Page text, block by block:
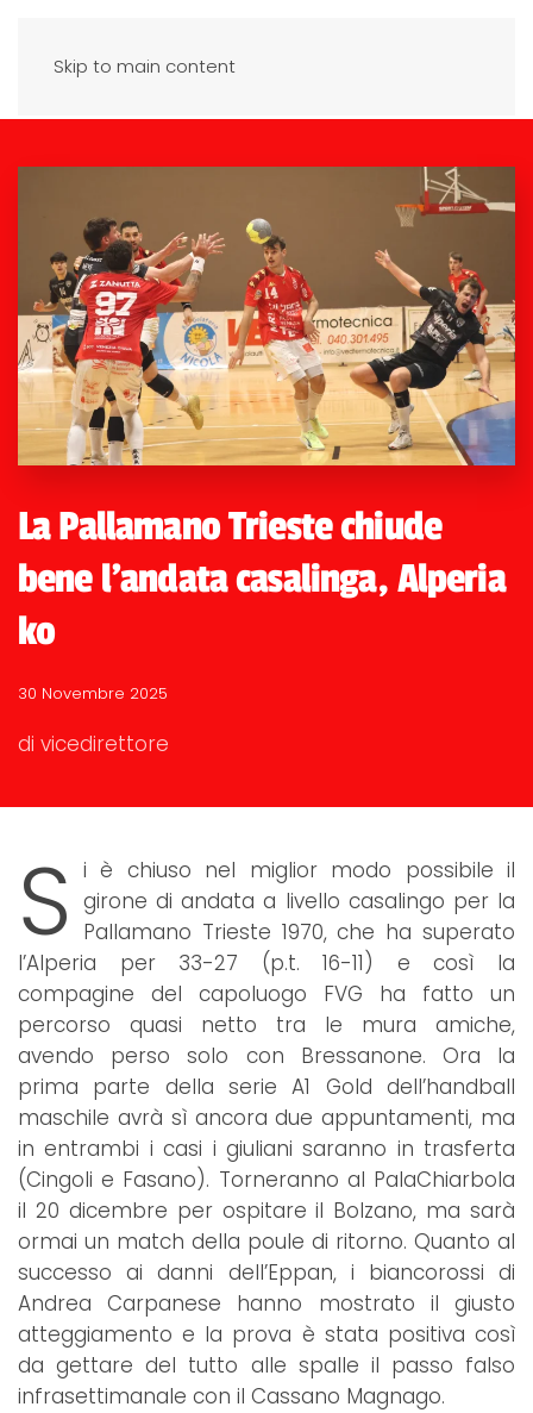
Skip to main content
La Pallamano Trieste chiude
bene l'andata casalinga, Alperia
ko
30 Novembre 2025
di vicedirettore
S i è chiuso nel miglior modo possibile il
girone di andata a livello casalingo per la
Pallamano Trieste 1970, che ha superato
l’Alperia per 33-27 (p.t. 16-11) e così la
compagine del capoluogo FVG ha fatto un
percorso quasi netto tra le mura amiche,
avendo perso solo con Bressanone. Ora la
prima parte della serie A1 Gold dell’handball
maschile avrà sì ancora due appuntamenti, ma
in entrambi i casi i giuliani saranno in trasferta
(Cingoli e Fasano). Torneranno al PalaChiarbola
il 20 dicembre per ospitare il Bolzano, ma sarà
ormai un match della poule di ritorno. Quanto al
successo ai danni dell’Eppan, i biancorossi di
Andrea Carpanese hanno mostrato il giusto
atteggiamento e la prova è stata positiva così
da gettare del tutto alle spalle il passo falso
infrasettimanale con il Cassano Magnago.